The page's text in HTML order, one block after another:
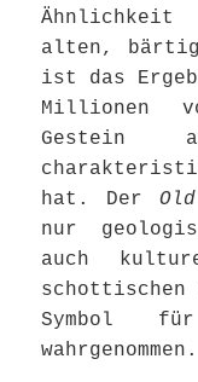
alten,
ist das
Millionen
Gestein
hat. Der
nur
auch
Symbol
wahrgenommen.